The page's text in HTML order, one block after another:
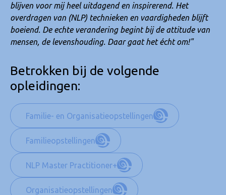
blijven voor mij heel uitdagend en inspirerend. Het
overdragen van (NLP) technieken en vaardigheden blijft
boeiend. De echte verandering begint bij de attitude van
mensen, de levenshouding. Daar gaat het écht om!"
Betrokken bij de volgende
opleidingen:
Familie- en Organisatieopstellingen
Familieopstellingen
NLP Master Practitioner+
Organisatieopstellingen